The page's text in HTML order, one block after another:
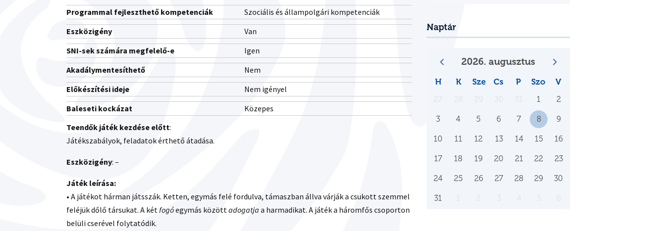
Programmal fejleszthető kompetenciák
Szociális és állampolgári kompetenciák
Eszközigény
Van
SNI-sek számára megfelelő-e
Igen
Akadálymentesíthető
Nem
Előkészítési ideje
Nem igényel
Baleseti kockázat
Közepes
Teendők játék kezdése előtt:
Játékszabályok, feladatok érthető átadása.
Eszközigény: –
Játék leírása:
• A játékot hárman játsszák. Ketten, egymás felé fordulva, támaszban állva várják a csukott szemmel
feléjük dőlő társukat. A kétfogóegymás közöttadogatja a harmadikat. A játék a háromfős csoporton
belüli cserével folytatódik.
Naptár
2026. augusztus
H K Sze Cs P Szo V
1 2
3 4 5 6 7 8 9
10 11 12 13 14 15 16
17 18 19 20 21 22 23
24 25 26 27 28 29 30
31